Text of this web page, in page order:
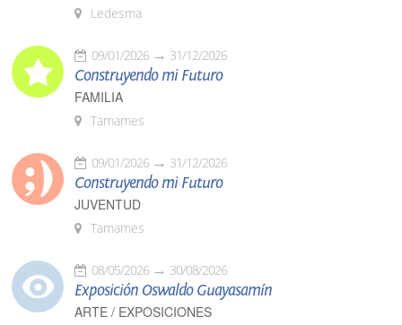
Ledesma
09/01/2026 31/12/2026
Construyendo mi Futuro
FAMILIA
Tamames
09/01/2026 31/12/2026
Construyendo mi Futuro
JUVENTUD
Tamames
08/05/2026 30/08/2026
Exposición Oswaldo Guayasamín
ARTE / EXPOSICIONES